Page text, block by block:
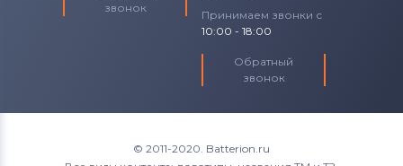
звонок
Принимаем звонки с
10:00 - 18:00
Обратный
звонок
© 2011-2020. Batterion.ru